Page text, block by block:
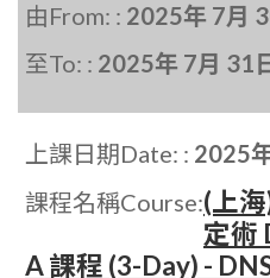
由From: : 2025年 7月
至To: : 2025年 7月 31
上課日期Date: : 2025
課程名稱Course:(上
定術
A 課程 (3-Day) -